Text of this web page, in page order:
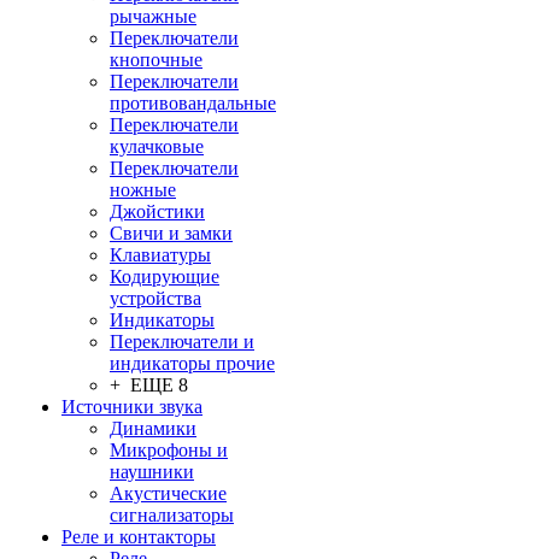
рычажные
Переключатели
кнопочные
Переключатели
противовандальные
Переключатели
кулачковые
Переключатели
ножные
Джойстики
Свичи и замки
Клавиатуры
Кодирующие
устройства
Индикаторы
Переключатели и
индикаторы прочие
+ ЕЩЕ 8
Источники звука
Динамики
Микрофоны и
наушники
Акустические
сигнализаторы
Реле и контакторы